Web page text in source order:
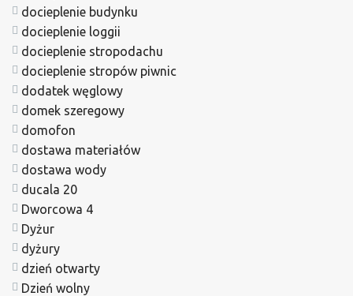
docieplenie budynku
docieplenie loggii
docieplenie stropodachu
docieplenie stropów piwnic
dodatek węglowy
domek szeregowy
domofon
dostawa materiałów
dostawa wody
ducala 20
Dworcowa 4
Dyżur
dyżury
dzień otwarty
Dzień wolny